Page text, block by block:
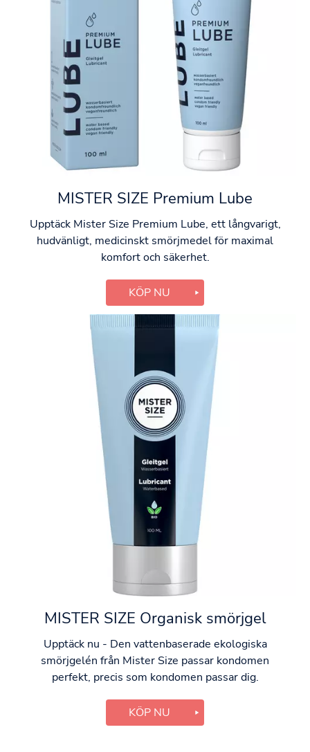
MISTER SIZE Premium Lube
Upptäck Mister Size Premium Lube, ett långvarigt,
hudvänligt, medicinskt smörjmedel för maximal
komfort och säkerhet.
KÖP NU
MISTER SIZE Organisk smörjgel
Upptäck nu - Den vattenbaserade ekologiska
smörjgelén från Mister Size passar kondomen
perfekt, precis som kondomen passar dig.
KÖP NU